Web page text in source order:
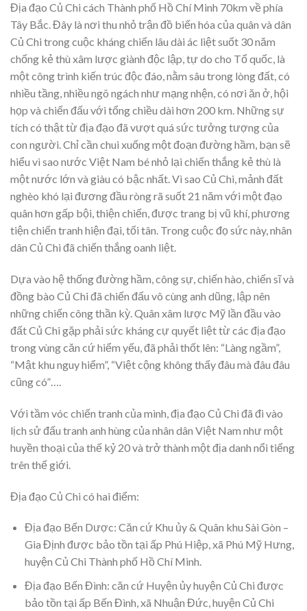
Địa đạo Củ Chi cách Thành phố Hồ Chí Minh 70km về phía
Tây Bắc. Đây là nơi thu nhỏ trận đồ biến hóa của quân và dân
Củ Chi trong cuộc kháng chiến lâu dài ác liệt suốt 30 năm
chống kẻ thù xâm lược giành độc lập, tự do cho Tổ quốc, là
một công trình kiến trúc độc đáo, nằm sâu trong lòng đất, có
nhiều tầng, nhiều ngõ ngách như mạng nhện, có nơi ăn ở, hội
họp và chiến đấu với tổng chiều dài hơn 200 km. Những sự
tích có thật từ địa đạo đã vượt quá sức tưởng tượng của
con người. Chỉ cần chui xuống một đoạn đường hầm, bạn sẽ
hiểu vì sao nước Việt Nam bé nhỏ lại chiến thắng kẻ thù là
một nước lớn và giàu có bậc nhất. Vì sao Củ Chi, mảnh đất
nghèo khó lại đương đầu ròng rã suốt 21 năm với một đạo
quân hơn gấp bội, thiện chiến, được trang bị vũ khí, phương
tiện chiến tranh hiện đại, tối tân. Trong cuộc đọ sức này, nhân
dân Củ Chi đã chiến thắng oanh liệt.
Dựa vào hệ thống đường hầm, công sự, chiến hào, chiến sĩ và
đồng bào Củ Chi đã chiến đấu vô cùng anh dũng, lập nên
những chiến công thần kỳ. Quân xâm lược Mỹ lần đầu vào
đất Củ Chi gặp phải sức kháng cự quyết liệt từ các địa đạo
trong vùng căn cứ hiểm yếu, đã phải thốt lên: “Làng ngầm”,
“Mật khu nguy hiểm”, “Việt cộng không thấy đâu mà đâu đâu
cũng có”….
Với tầm vóc chiến tranh của mình, địa đạo Củ Chi đã đi vào
lịch sử đấu tranh anh hùng của nhân dân Việt Nam như một
huyền thoại của thế kỷ 20 và trở thành một địa danh nổi tiếng
trên thế giới.
Địa đạo Củ Chi có hai điểm:
Địa đạo Bến Dược: Căn cứ Khu ủy & Quân khu Sài Gòn –
Gia Định được bảo tồn tại ấp Phú Hiệp, xã Phú Mỹ Hưng,
huyện Củ Chi Thành phố Hồ Chí Minh.
Địa đạo Bến Đình: căn cứ Huyện ủy huyện Củ Chi được
bảo tồn tại ấp Bến Đình, xã Nhuận Đức, huyện Củ Chi